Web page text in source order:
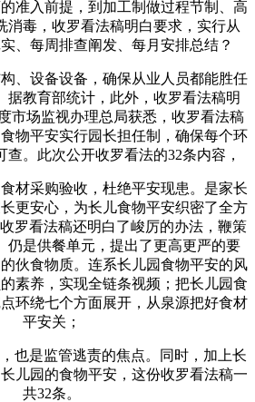
准入前提，到加工制做过程节制、高
消毒，收罗看法稿明白要求，实行从
、每周排查阐发、每月安排总结？
设备设备，确保从业人员都能胜任
据教育部统计，此外，收罗看法稿明
市场监视办理总局获悉，收罗看法稿
物平安实行园长担任制，确保每个环
。此次公开收罗看法的32条内容，
采购验收，杜绝平安现患。是家长
更安心，为长儿食物平安织密了全方
罗看法稿还明白了峻厉的办法，鞭策
仍是供餐单元，提出了更高更严的要
伙食物质。连系长儿园食物平安的风
素养，实现全链条视频；把长儿园食
环绕七个方面展开，从泉源把好食材
平安关；
是监管逃责的焦点。同时，加上长
儿园的食物平安，这份收罗看法稿一
共32条。